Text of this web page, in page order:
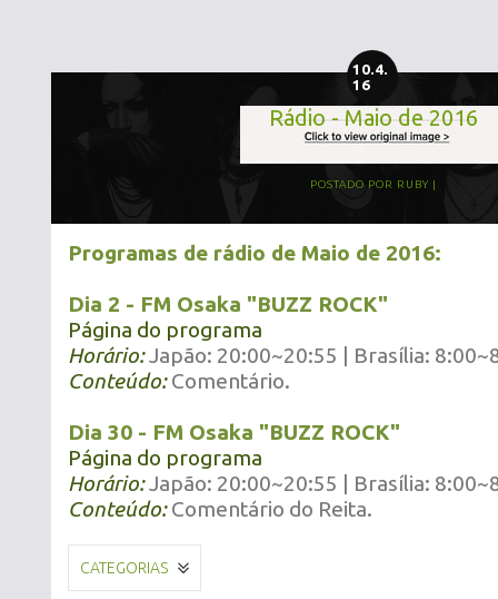
10.4.
16
Rádio - Maio de 2016
POSTADO POR RUBY
Programas de rádio de Maio de 2016:
Dia 2 - FM Osaka "BUZZ ROCK"
Página do programa
Horário:Japão: 20:00~20:55 | Brasília:
Conteúdo:Comentário.
Dia 30 - FM Osaka "BUZZ ROCK"
Página do programa
Horário:Japão: 20:00~20:55 | Brasília:
Conteúdo:Comentário do Reita.
CATEGORIAS